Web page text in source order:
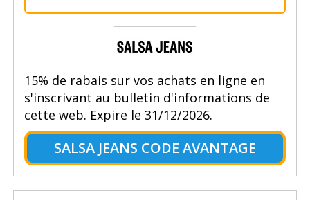
15% de rabais sur vos achats en ligne en
s'inscrivant au bulletin d'informations de
cette web. Expire le 31/12/2026.
SALSA JEANS CODE AVANTAGE